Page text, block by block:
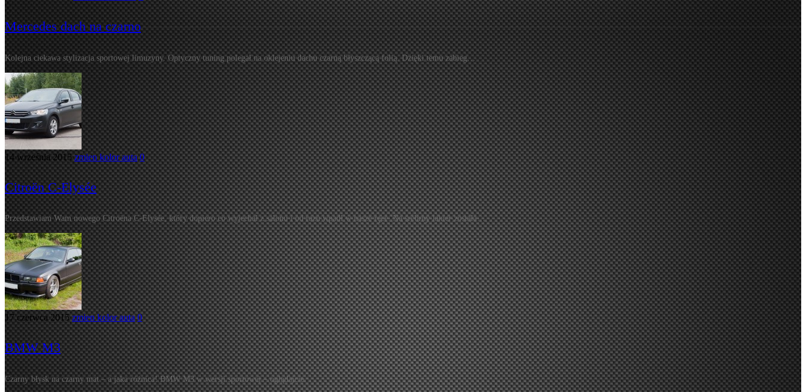
Mercedes dach na czarno
Kolejna ciekawa stylizacja sportowej limuzyny. Optyczny tuning polegał na oklejeniu dachu czarną błyszczącą folią. Dzięki temu zabieg…
14 września 2015 zmien kolor auta 0
Citroën C-Elysée
Przedstawiam Wam nowego Citroëna C-Elysée, który dopiero co wyjechał z salonu i od razu wpadł w nasze ręce. Na srebrny lakier została…
17 czerwca 2015 zmien kolor auta 0
BMW M3
Czarny błysk na czarny mat – a jaka różnica! BMW M3 w wersji sportowej – oglądajcie.